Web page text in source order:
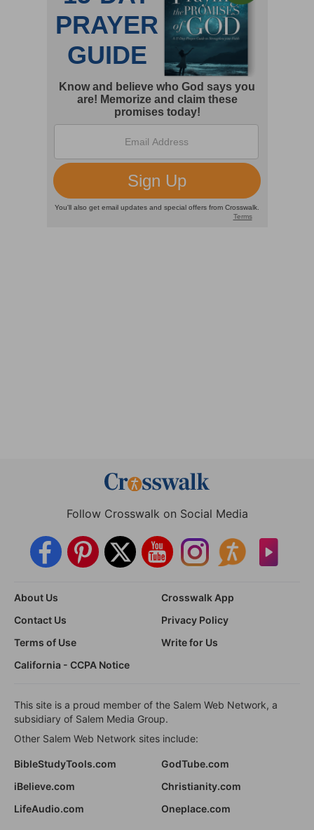
Follow Crosswalk on Social Media
About Us
Crosswalk App
Contact Us
Privacy Policy
Terms of Use
Write for Us
California - CCPA Notice
This site is a proud member of the Salem Web Network, a
subsidiary of Salem Media Group.
Other Salem Web Network sites include:
BibleStudyTools.com
GodTube.com
iBelieve.com
Christianity.com
LifeAudio.com
Oneplace.com